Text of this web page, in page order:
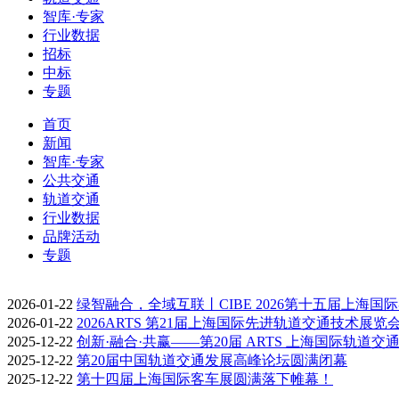
智库·专家
行业数据
招标
中标
专题
首页
新闻
智库·专家
公共交通
轨道交通
行业数据
品牌活动
专题
2026-01-22 绿智融合，全域互联丨CIBE 2026第十五届上海国
2026-01-22 2026ARTS 第21届上海国际先进轨道交通技术展览
2025-12-22 创新·融合·共赢——第20届 ARTS 上海国际轨道交
2025-12-22 第20届中国轨道交通发展高峰论坛圆满闭幕
2025-12-22 第十四届上海国际客车展圆满落下帷幕！